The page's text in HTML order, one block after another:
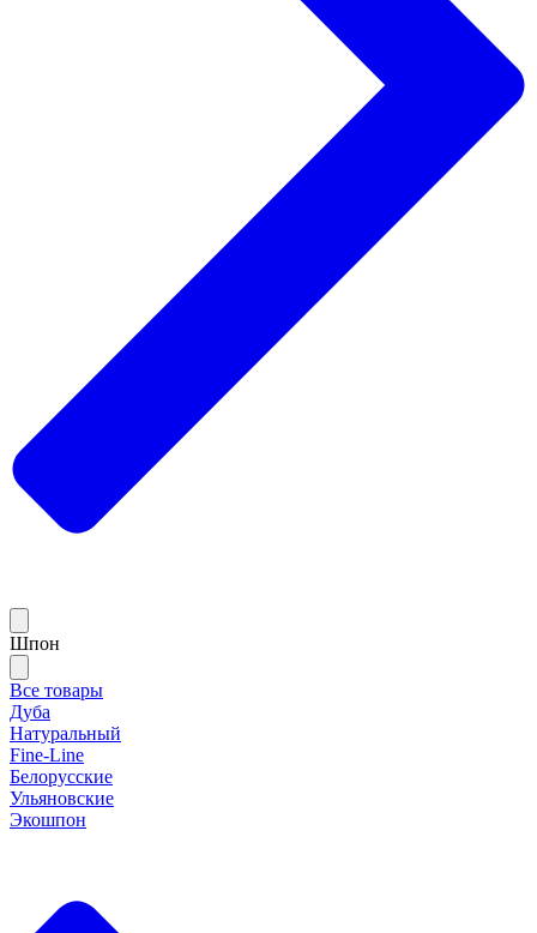
Шпон
Все товары
Дуба
Натуральный
Fine-Line
Белорусские
Ульяновские
Экошпон